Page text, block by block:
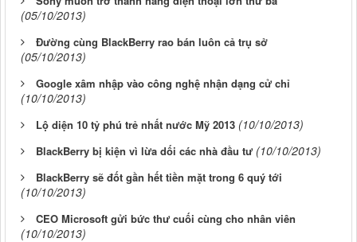
(05/10/2013)
Đường cùng BlackBerry rao bán luôn cả trụ sở
(05/10/2013)
Google xâm nhập vào công nghệ nhận dạng cử chỉ
(10/10/2013)
Lộ diện 10 tỷ phú trẻ nhất nước Mỹ 2013 (10/10/2013)
BlackBerry bị kiện vì lừa dối các nhà đầu tư (10/10/2013)
BlackBerry sẽ đốt gần hết tiền mặt trong 6 quý tới
(10/10/2013)
CEO Microsoft gửi bức thư cuối cùng cho nhân viên
(10/10/2013)